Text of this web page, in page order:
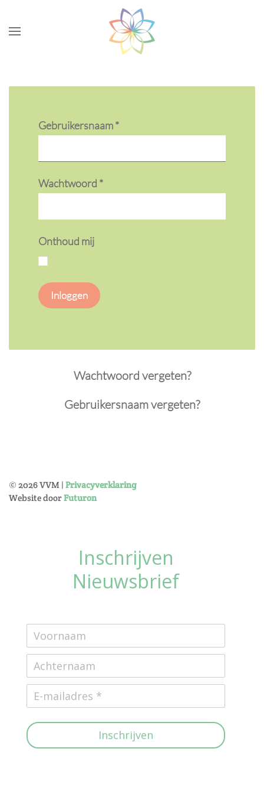
Skip to main content
Gebruikersnaam*
Wachtwoord *
Onthoud mij
Inloggen
Wachtwoord vergeten?
Gebruikersnaam vergeten?
© 2026VVM | Privacyverklaring
Website doorFuturon
Inschrijven
Nieuwsbrief
Inschrijven